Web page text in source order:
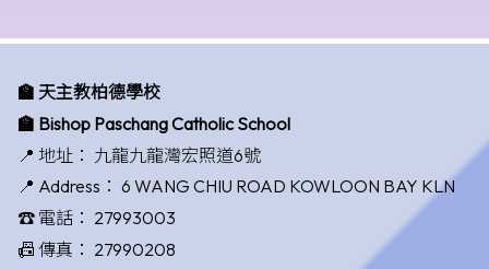
🏫 天主教柏德學校
🏫 Bishop Paschang Catholic School
📍 地址： 九龍九龍灣宏照道6號
📍 Address： 6 WANG CHIU ROAD KOWLOON BAY KLN
☎️ 電話： 27993003
📠 傳真： 27990208